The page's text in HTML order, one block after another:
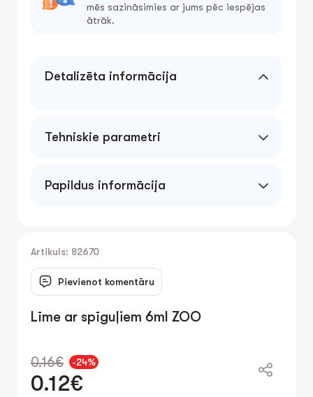
mēs sazināsimies ar jums pēc iespējas
ātrāk.
Detalizēta informācija
Tehniskie parametri
Papildus informācija
Artikuls: 82670
Pievienot komentāru
Līme ar spīguļiem 6ml ZOO
0.16€ -24%
0.12€